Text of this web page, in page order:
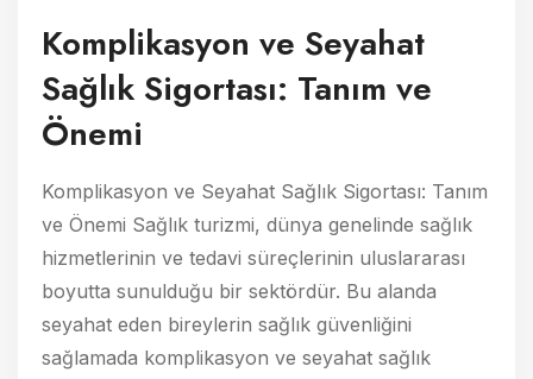
Komplikasyon ve Seyahat
Sağlık Sigortası: Tanım ve
Önemi
Komplikasyon ve Seyahat Sağlık Sigortası: Tanım
ve Önemi Sağlık turizmi, dünya genelinde sağlık
hizmetlerinin ve tedavi süreçlerinin uluslararası
boyutta sunulduğu bir sektördür. Bu alanda
seyahat eden bireylerin sağlık güvenliğini
sağlamada komplikasyon ve seyahat sağlık